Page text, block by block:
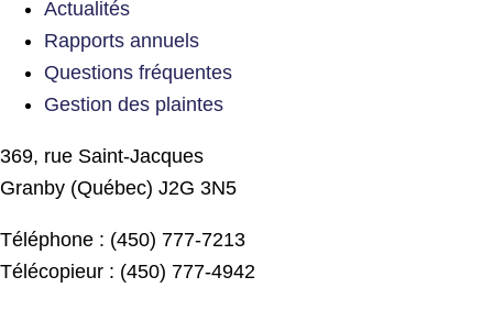
Actualités
Rapports annuels
Questions fréquentes
Gestion des plaintes
369, rue Saint-Jacques
Granby (Québec) J2G 3N5
Téléphone : (450) 777-7213
Télécopieur : (450) 777-4942